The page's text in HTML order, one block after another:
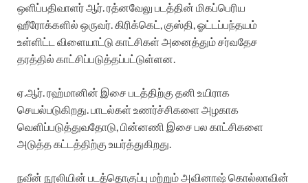
ஒளிப்பதிவாளர் ஆர். ரத்னவேலு படத்தின் மிகப்பெரிய
ஹீரோக்களில் ஒருவர். கிரிக்கெட், குஸ்தி, ஓட்டப்பந்தயம்
உள்ளிட்ட விளையாட்டு காட்சிகள் அனைத்தும் சர்வதேச
தரத்தில் காட்சிப்படுத்தப்பட்டுள்ளன.
ஏ.ஆர். ரஹ்மானின் இசை படத்திற்கு தனி உயிராக
செயல்படுகிறது. பாடல்கள் உணர்ச்சிகளை அழகாக
வெளிப்படுத்துவதோடு, பின்னணி இசை பல காட்சிகளை
அடுத்த கட்டத்திற்கு உயர்த்துகிறது.
நவீன் நூலியின் படத்தொகுப்பு மற்றும் அவினாஷ் கொல்லாவின்